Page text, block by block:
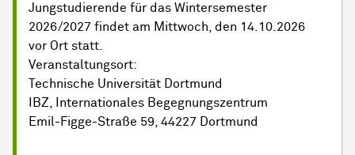
Jungstudierende für das Wintersemester
2026/2027 findet am Mittwoch, den 14.10.2026
vor Ort statt.
Veranstaltungsort:
Technische Universität Dortmund
IBZ, Internationales Begegnungszentrum
Emil-Figge-Straße 59, 44227 Dortmund